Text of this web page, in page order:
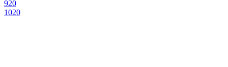
920
1020